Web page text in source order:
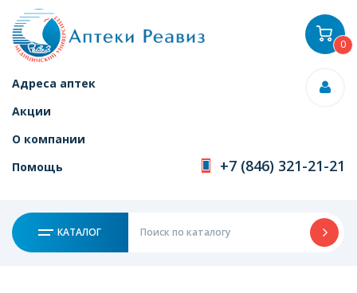
Адреса аптек
Акции
О компании
Помощь
+7 (846) 321-21-21
КАТАЛОГ
0